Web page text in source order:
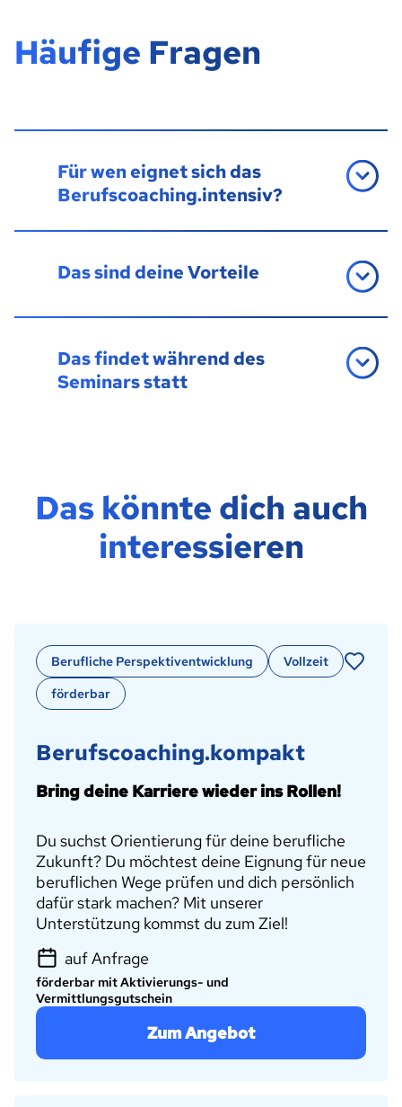
Häufige Fragen
Für wen eignet sich das
Berufscoaching.intensiv?
Das sind deine Vorteile
Das findet während des
Seminars statt
Das könnte dich auch
interessieren
Berufliche Perspektiventwicklung
Vollzeit
förderbar
Berufscoaching.kompakt
Bring deine Karriere wieder ins Rollen!
Du suchst Orientierung für deine berufliche
Zukunft? Du möchtest deine Eignung für neue
beruflichen Wege prüfen und dich persönlich
dafür stark machen? Mit unserer
Unterstützung kommst du zum Ziel!
auf Anfrage
förderbar mit Aktivierungs- und
Vermittlungsgutschein
Zum Angebot